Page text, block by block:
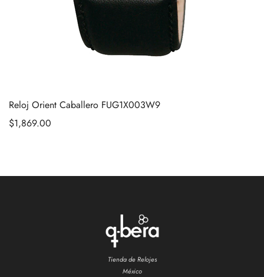
Reloj Orient Caballero FUG1X003W9
$1,869.00
Tienda de Relojes
México